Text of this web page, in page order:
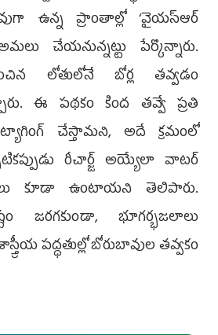
ఉన్న ప్రాంతాల్లో ‘వైయ‌స్ఆర్‌‌
చేయనున్నట్టు పేర్కొన్నారు.
లోతులోనే బోర్ల తవ్వడం
ఈ పథకం కింద తవ్వే ప్రతి
చేస్తామని, అదే క్రమంలో
రీచార్జ్‌ అయ్యేలా వాటర్‌
కూడా ఉంటాయని తెలిపారు.
జరగకుండా, భూగర్భజలాలు
పద్ధతుల్లో బోరుబావుల తవ్వకం